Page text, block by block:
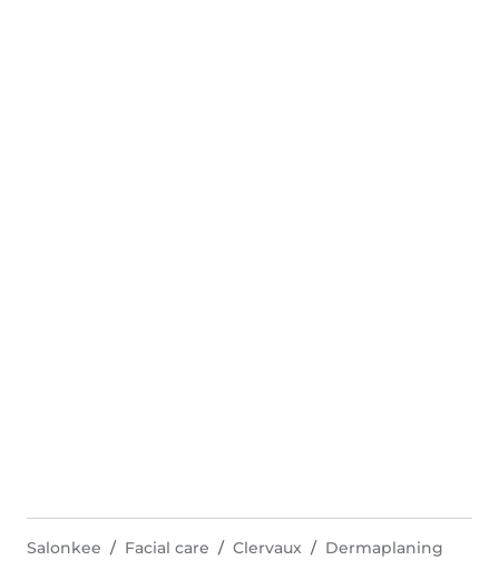
Salonkee Facial care Clervaux Dermaplaning